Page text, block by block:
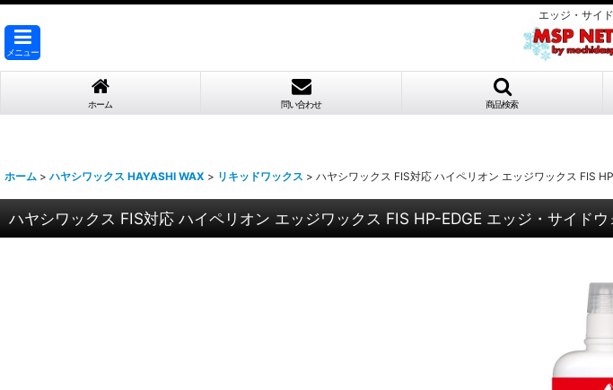
エッジ・サイ
メニュー
ホーム 問い合わせ 商品検索
ホーム > ハヤシワックス HAYASHI WAX > リキッドワックス > ハヤシワックス FIS対応 ハイペリオン エッジワックス FIS
ハヤシワックス FIS対応 ハイペリオン エッジワックス FIS HP-EDGE エッジ・サイド